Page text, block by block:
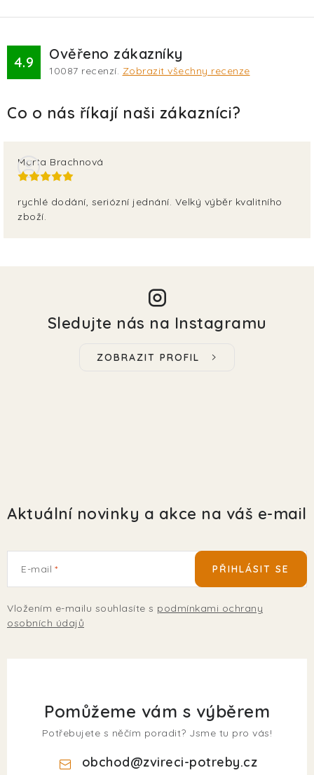
4.9 Ověřeno zákazníky
10087 recenzí. Zobrazit všechny recenze
Marta Brachnová
rychlé dodání, seriózní jednání. Velký výběr kvalitního
zboží.
Sledujte nás na Instagramu
ZOBRAZIT PROFIL
Aktuální novinky a akce na váš e-mail
E-mail
Vložením e-mailu souhlasíte s podmínkami ochrany
osobních údajů
PŘIHLÁSIT SE
Pomůžeme vám s výběrem
Potřebujete s něčím poradit? Jsme tu pro vás!
obchod@zvireci-potreby.cz